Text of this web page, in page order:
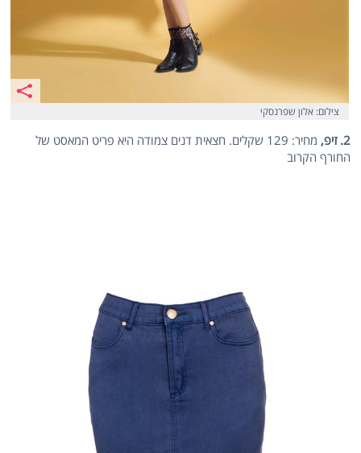
צילום: אלון שפרנסקי
2. זיפ,
מחיר: 129 שקלים. חצאית דנים צמודה היא פריט המאסט של
החורף הקרוב